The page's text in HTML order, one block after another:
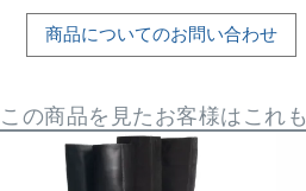
商品についてのお問い合わせ
この商品を見たお客様はこれ